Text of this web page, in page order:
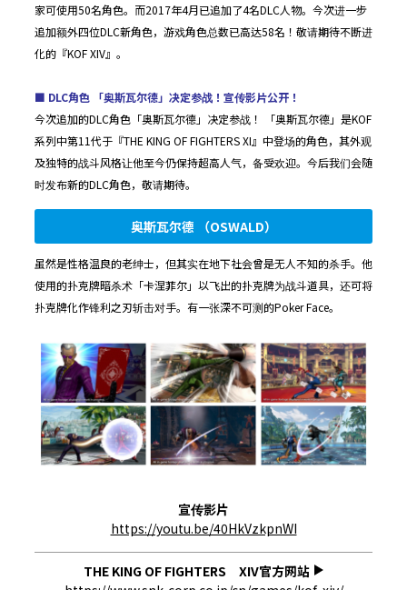
家可使用50名角色。而2017年4月已追加了4名DLC人物。今次进一步
追加额外四位DLC新角色，游戏角色总数已高达58名！敬请期待不断进
化的『KOF XIV』。
■ DLC角色 「奥斯瓦尔德」决定参战！宣传影片公开！
今次追加的DLC角色「奥斯瓦尔德」决定参战！ 「奥斯瓦尔德」是KOF
系列中第11代于『THE KING OF FIGHTERS XI』中登场的角色，其外观
及独特的战斗风格让他至今仍保持超高人气，备受欢迎。今后我们会随
时发布新的DLC角色，敬请期待。
奥斯瓦尔德 （OSWALD）
虽然是性格温良的老绅士，但其实在地下社会曾是无人不知的杀手。他
使用的扑克牌暗杀术「卡涅菲尔」以飞出的扑克牌为战斗道具，还可将
扑克牌化作锋利之刃斩击对手。有一张深不可测的Poker Face。
宣传影片
https://youtu.be/40HkVzkpnWI
THE KING OF FIGHTERS XIV官方网站